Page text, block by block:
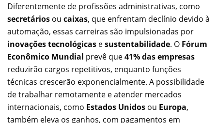
Diferentemente de profissões administrativas, como
secretários ou caixas, que enfrentam declínio devido à
automação, essas carreiras são impulsionadas por
inovações tecnológicas esustentabilidade. O Fórum
Econômico Mundial prevê que41% das empresas
reduzirão cargos repetitivos, enquanto funções
técnicas crescerão exponencialmente. A possibilidade
de trabalhar remotamente e atender mercados
internacionais, como Estados Unidos ou Europa,
também eleva os ganhos, com pagamentos em